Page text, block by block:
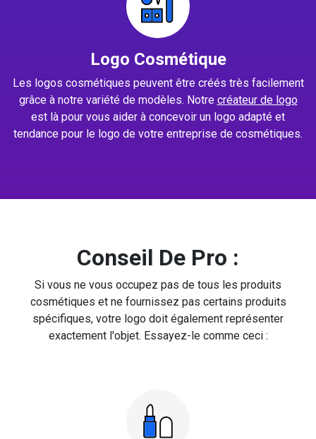
Logo Cosmétique
Les logos cosmétiques peuvent être créés très facilement
grâce à notre variété de modèles. Notre créateur de logo
est là pour vous aider à concevoir un logo adapté et
tendance pour le logo de votre entreprise de cosmétiques.
Conseil De Pro :
Si vous ne vous occupez pas de tous les produits
cosmétiques et ne fournissez pas certains produits
spécifiques, votre logo doit également représenter
exactement l'objet. Essayez-le comme ceci :